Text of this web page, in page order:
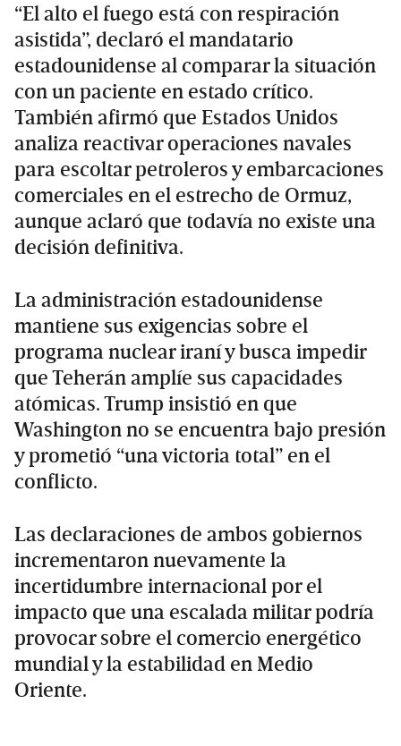
“El alto el fuego está con respiración
asistida”, declaró el mandatario
estadounidense al comparar la situación
con un paciente en estado crítico.
También afirmó que Estados Unidos
analiza reactivar operaciones navales
para escoltar petroleros y embarcaciones
comerciales en el estrecho de Ormuz,
aunque aclaró que todavía no existe una
decisión definitiva.
La administración estadounidense
mantiene sus exigencias sobre el
programa nuclear iraní y busca impedir
que Teherán amplíe sus capacidades
atómicas. Trump insistió en que
Washington no se encuentra bajo presión
y prometió “una victoria total” en el
conflicto.
Las declaraciones de ambos gobiernos
incrementaron nuevamente la
incertidumbre internacional por el
impacto que una escalada militar podría
provocar sobre el comercio energético
mundial y la estabilidad en Medio
Oriente.